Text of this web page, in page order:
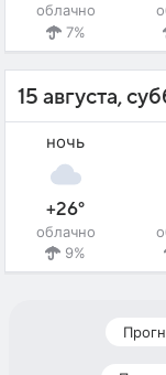
облачно
7%
15 августа,
ночь
+26°
облачно
9%